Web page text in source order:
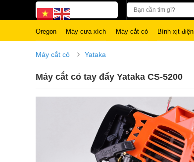
Oregon Máy cưa xích Máy cắt cỏ Bình xịt điện
Máy cắt cỏ › Yataka
Máy cắt cỏ tay đẩy Yataka CS-5200